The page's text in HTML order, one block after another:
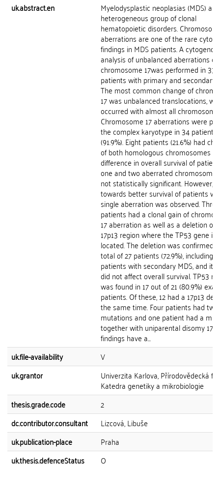
uk.abstract.en
Myelodysplastic neoplasias (MDS) are
heterogeneous group of clonal
hematopoietic disorders.
aberrations are one of the rare
findings in MDS patients. A
analysis of unbalanced aberrations of
chromosome 17was performed in 37
patients with primary and secondary
The most common change of
17 was unbalanced translocations,
occurred with almost all
Chromosome 17 aberrations were
the complex karyotype in 34 patients
(91.9%). Eight patients (21.6%) had
of both homologous chromosomes
difference in overall survival of
one and two aberrated
not statistically significant. However,
towards better survival of patients
single aberration was observed. Three
patients had a clonal gain of
17 aberration as well as a deletion of
17p13 region where the TP53 gene is
located. The deletion was confirmed
total of 27 patients (72.9%), including
patients with secondary MDS, and its
did not affect overall survival. TP53
was found in 17 out of 21 (80.9%)
patients. Of these, 12 had a 17p13
the same time. Four patients had two
mutations and one patient had a
together with uniparental disomy
findings have a...
uk.file-availability
V
uk.grantor
Univerzita Karlova, Přírodovědecká
Katedra genetiky a mikrobiologie
thesis.grade.code
2
dc.contributor.consultant
Lizcová, Libuše
uk.publication-place
Praha
uk.thesis.defenceStatus
O